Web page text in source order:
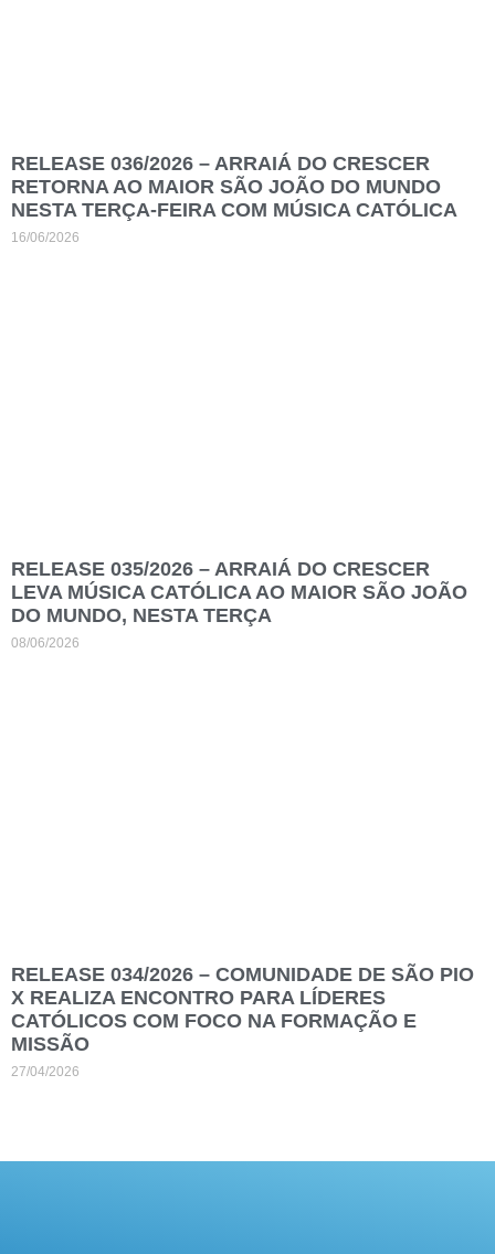
RELEASE 036/2026 – ARRAIÁ DO CRESCER
RETORNA AO MAIOR SÃO JOÃO DO MUNDO
NESTA TERÇA-FEIRA COM MÚSICA CATÓLICA
16/06/2026
RELEASE 035/2026 – ARRAIÁ DO CRESCER
LEVA MÚSICA CATÓLICA AO MAIOR SÃO JOÃO
DO MUNDO, NESTA TERÇA
08/06/2026
RELEASE 034/2026 – COMUNIDADE DE SÃO PIO
X REALIZA ENCONTRO PARA LÍDERES
CATÓLICOS COM FOCO NA FORMAÇÃO E
MISSÃO
27/04/2026